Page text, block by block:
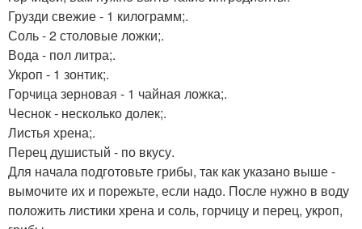
Грузди свежие - 1 килограмм;.
Соль - 2 столовые ложки;.
Вода - пол литра;.
Укроп - 1 зонтик;.
Горчица зерновая - 1 чайная ложка;.
Чеснок - несколько долек;.
Листья хрена;.
Перец душистый - по вкусу.
Для начала подготовьте грибы, так как указано выше -
вымочите их и порежьте, если надо. После нужно в воду
положить листики хрена и соль, горчицу и перец, укроп,